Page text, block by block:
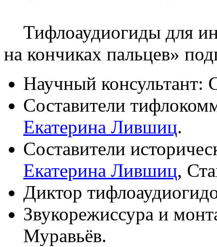
Тифлоаудиогиды для
на кончиках пальцев»
Научный консультант:
Составители
Екатерина Лившиц.
Составители
Екатерина Лившиц,
Диктор
Звукорежиссура и
Муравьёв.